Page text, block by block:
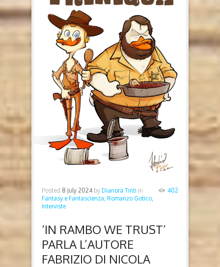
Posted 8 July 2024 by Dianora Tinti in
Fantasy e Fantascienza, Romanzo Gotico,
Interviste
402
‘IN RAMBO WE TRUST’
PARLA L’AUTORE
FABRIZIO DI NICOLA